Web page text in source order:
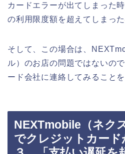
カードエラーが出てしまった
の利用限度額を超えてしまっ
そして、この場合は、
ル）のお店の問題ではないの
ード会社に連絡してみること
NEXTmobile（ネク
でクレジットカード